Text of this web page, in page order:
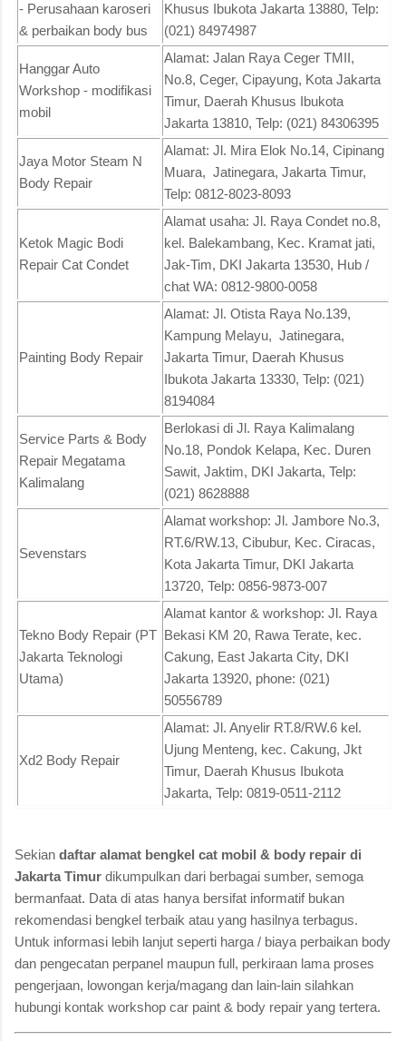
- Perusahaan karoseri
& perbaikan body bus
Khusus Ibukota Jakarta 13880, Telp:
(021) 84974987
Hanggar Auto
Workshop - modifikasi
mobil
Alamat: Jalan Raya Ceger TMII,
No.8, Ceger, Cipayung, Kota Jakarta
Timur, Daerah Khusus Ibukota
Jakarta 13810, Telp: (021) 84306395
Jaya Motor Steam N
Body Repair
Alamat: Jl. Mira Elok No.14, Cipinang
Muara, Jatinegara, Jakarta Timur,
Telp: 0812-8023-8093
Ketok Magic Bodi
Repair Cat Condet
Alamat usaha: Jl. Raya Condet no.8,
kel. Balekambang, Kec. Kramat jati,
Jak-Tim, DKI Jakarta 13530, Hub /
chat WA: 0812-9800-0058
Painting Body Repair
Alamat: Jl. Otista Raya No.139,
Kampung Melayu, Jatinegara,
Jakarta Timur, Daerah Khusus
Ibukota Jakarta 13330, Telp: (021)
8194084
Service Parts & Body
Repair Megatama
Kalimalang
Berlokasi di Jl. Raya Kalimalang
No.18, Pondok Kelapa, Kec. Duren
Sawit, Jaktim, DKI Jakarta, Telp:
(021) 8628888
Sevenstars
Alamat workshop: Jl. Jambore No.3,
RT.6/RW.13, Cibubur, Kec. Ciracas,
Kota Jakarta Timur, DKI Jakarta
13720, Telp: 0856-9873-007
Tekno Body Repair (PT
Jakarta Teknologi
Utama)
Alamat kantor & workshop: Jl. Raya
Bekasi KM 20, Rawa Terate, kec.
Cakung, East Jakarta City, DKI
Jakarta 13920, phone: (021)
50556789
Xd2 Body Repair
Alamat: Jl. Anyelir RT.8/RW.6 kel.
Ujung Menteng, kec. Cakung, Jkt
Timur, Daerah Khusus Ibukota
Jakarta, Telp: 0819-0511-2112
Sekian daftar alamat bengkel cat mobil & body repair di
Jakarta Timur dikumpulkan dari berbagai sumber, semoga
bermanfaat. Data di atas hanya bersifat informatif bukan
rekomendasi bengkel terbaik atau yang hasilnya terbagus.
Untuk informasi lebih lanjut seperti harga / biaya perbaikan body
dan pengecatan perpanel maupun full, perkiraan lama proses
pengerjaan, lowongan kerja/magang dan lain-lain silahkan
hubungi kontak workshop car paint & body repair yang tertera.